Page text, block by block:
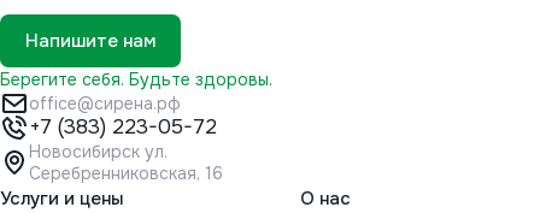
Новосибирск ул.
Серебренниковская, 16
+7 (383) 223-05-72
office@сирена.рф
Берегите себя. Будьте здоровы.
Напишите нам
Услуги и цены О нас